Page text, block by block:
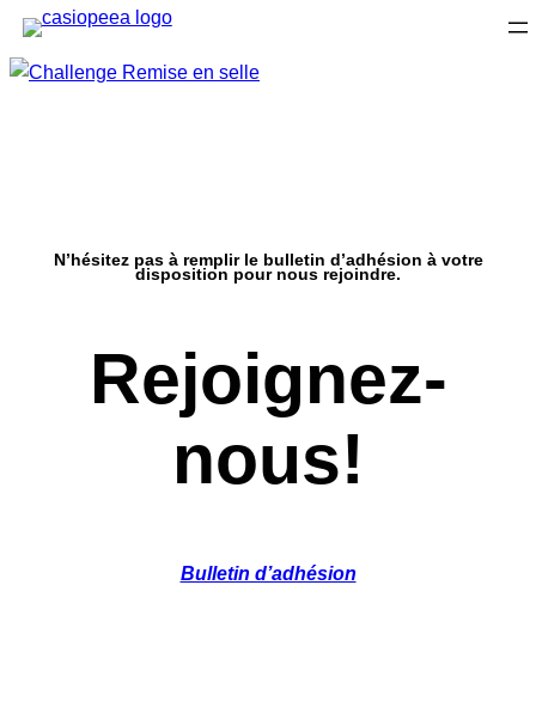
Aller
au
contenu
N’hésitez pas à remplir le bulletin d’adhésion à votre
disposition pour nous rejoindre.
Rejoignez-
nous!
Bulletin d’adhésion